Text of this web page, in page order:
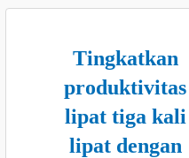
Tingkatkan
produktivitas
lipat tiga kali
lipat dengan